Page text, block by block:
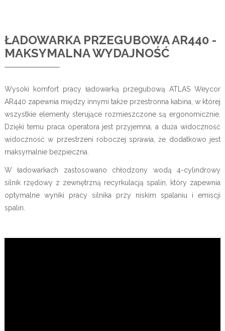
ŁADOWARKA PRZEGUBOWA AR440 -
MAKSYMALNA WYDAJNOŚĆ
Wysoki komfort pracy ładowarką przegubową ATLAS Weycor
AR440 zapewnia między innymi także przestronna kabina, w której
wszystkie elementy sterujące rozmieszczone są ergonomicznie.
Dzięki temu praca operatora jest przyjemna, a duża widoczność
widoczność w przestrzeni roboczej sprawia, że dodatkowo jest
maksymalnie bezpieczna.
W ładowarkach zastosowano chłodzony wodą 4-cylindrowy
silnik rzędowy z zewnętrzną recyrkulacją spalin, który zapewnia
optymalne wyniki pracy silnika przy niskim spalaniu i emiscji
spalin.